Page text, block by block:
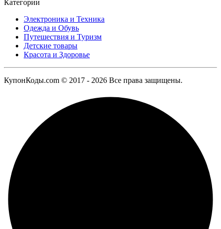
Категории
Электроника и Техника
Одежда и Обувь
Путешествия и Туризм
Детские товары
Красота и Здоровье
КупонКоды.com © 2017 - 2026 Все права защищены.